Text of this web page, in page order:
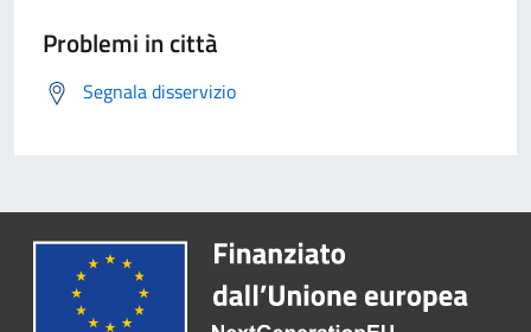
Problemi in città
Segnala disservizio